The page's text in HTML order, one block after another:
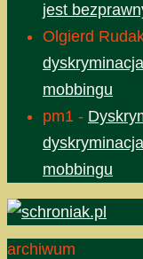
jest
Olgierd
mobbingu
pm1 -
mobbingu
archiwum